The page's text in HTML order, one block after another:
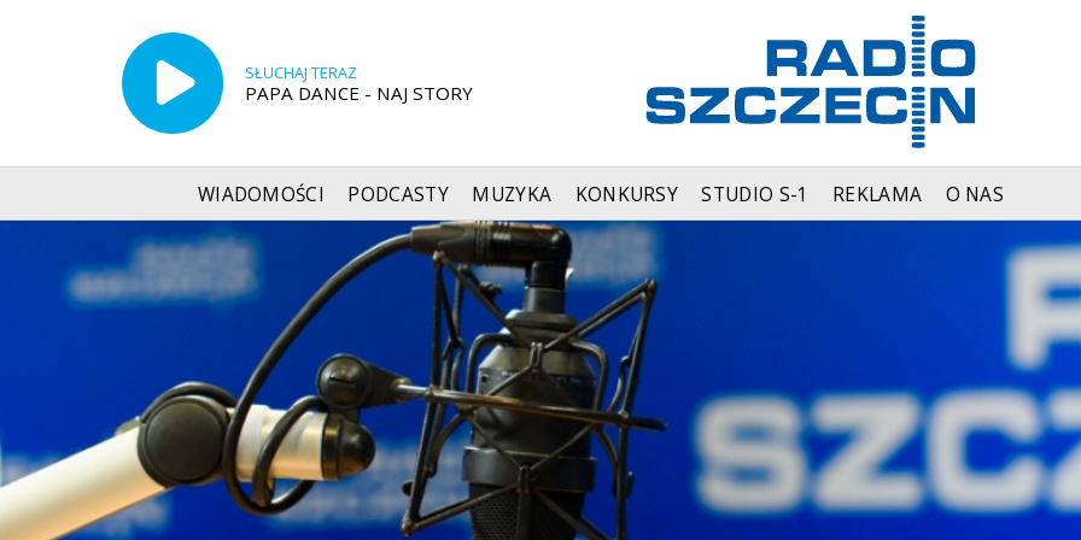
SŁUCHAJ TERAZ
PAPA DANCE - NAJ STORY
WIADOMOŚCI PODCASTY MUZYKA KONKURSY STUDIO S-1 REKLAMA O NAS